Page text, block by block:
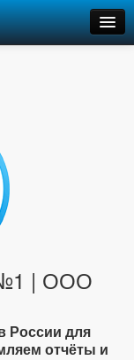
№1 | ООО
России для
отчёты и